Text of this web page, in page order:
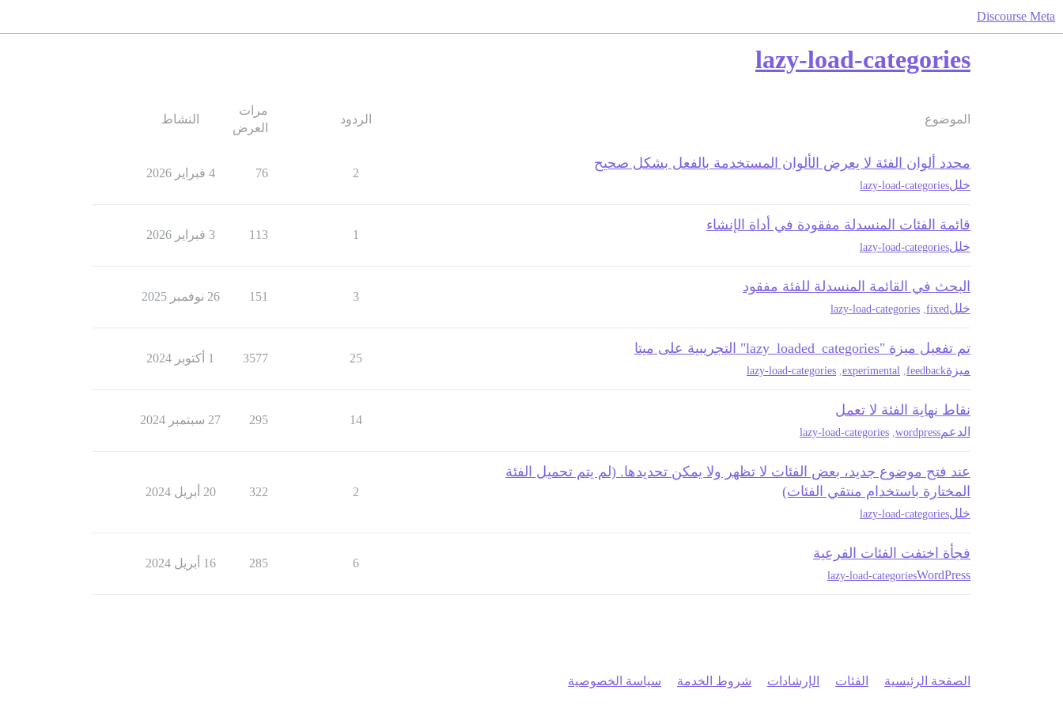
Discourse Meta
lazy-load-categories
الموضوع الردود
مرات
العرض
النشاط
محدد ألوان الفئة لا يعرض الألوان المستخدمة بالفعل بشكل صحيح
خللlazy-load-categories
2
76 4 فبراير 2026
قائمة الفئات المنسدلة مفقودة في أداة الإنشاء
خللlazy-load-categories
1
113 3 فبراير 2026
البحث في القائمة المنسدلة للفئة مفقود
خللfixed
lazy-load-categories
3
151 26 نوفمبر 2025
تم تفعيل ميزة "lazy_loaded_categories" التجريبية على ميتا
ميزةfeedback
experimental
lazy-load-categories
25
3577 1 أكتوبر 2024
نقاط نهاية الفئة لا تعمل
الدعمwordpress
lazy-load-categories
14
295 27 سبتمبر 2024
عند فتح موضوع جديد، بعض الفئات لا تظهر ولا يمكن تحديدها. (لم يتم تحميل الفئة
المختارة باستخدام منتقي الفئات)
خللlazy-load-categories
2
322 20 أبريل 2024
فجأة اختفت الفئات الفرعية
WordPress
lazy-load-categories
6
285 16 أبريل 2024
الصفحة الرئيسية الفئات الإرشادات شروط الخدمة سياسة الخصوصية